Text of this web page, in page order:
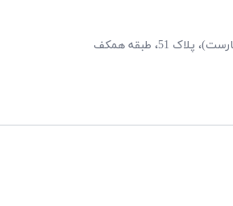
51، طبقه همکف